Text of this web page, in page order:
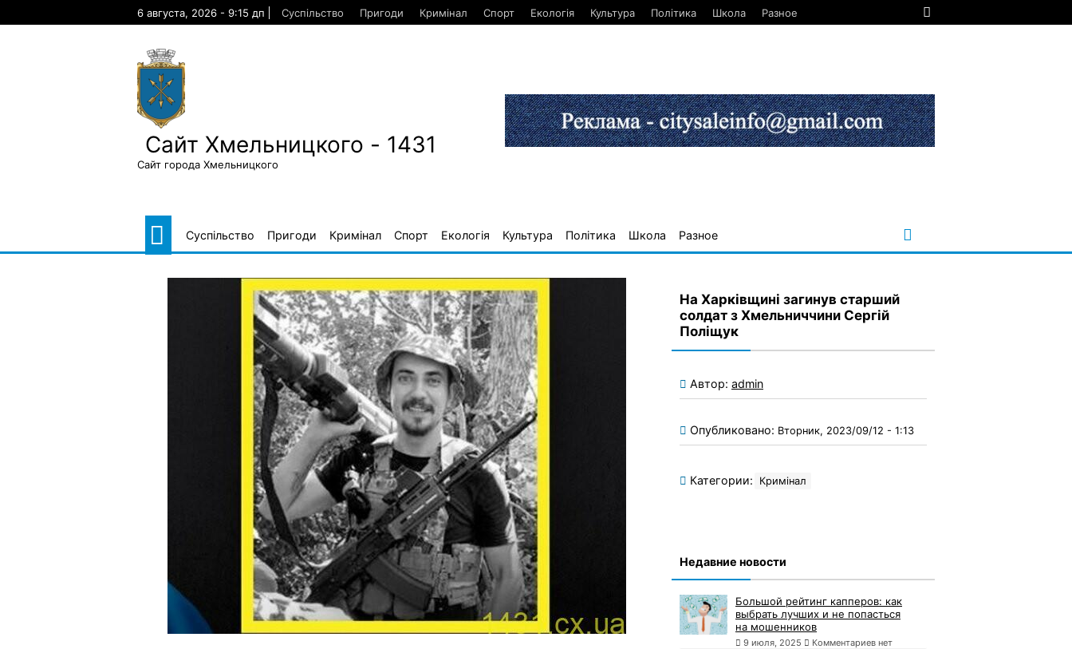
6 августа, 2026 - 9:15 дп Суспільство Пригоди Кримінал Спорт Екологія Культура Політика Школа Разное
Сайт Хмельницкого - 1431
Сайт города Хмельницкого
Суспільство Пригоди Кримінал Спорт Екологія Культура Політика Школа Разное
На Харківщині загинув старший
солдат з Хмельниччини Сергій
Поліщук
Автор: admin
Опубликовано: Вторник, 2023/09/12 - 1:13
Категории: Кримінал
Недавние новости
Большой рейтинг капперов: как
выбрать лучших и не попасться
на мошенников
9 июля, 2025 Комментариев нет